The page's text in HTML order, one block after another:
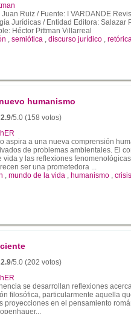
Ruiz / Fuente: I VARDANDE
Jurídicas / Entidad Editora: Salazar
Héctor Pittman Villarreal
, semiótica , discurso jurídico ,
humanismo
/5.0 (158 votos)
aspira a una nueva comprensión
de problemas ambientales. El
y las reflexiones
ser una prometedora ...
, mundo de la vida , humanismo ,
/5.0 (202 votos)
se desarrollan reflexiones
filosófica, particularmente aquella
proyecciones en el pensamiento